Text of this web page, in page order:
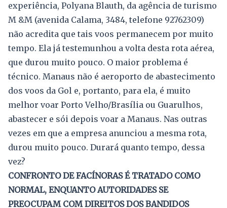
experiência, Polyana Blauth, da agência de turismo
M &M (avenida Calama, 3484, telefone 92762309)
não acredita que tais voos permanecem por muito
tempo. Ela já testemunhou a volta desta rota aérea,
que durou muito pouco. O maior problema é
técnico. Manaus não é aeroporto de abastecimento
dos voos da Gol e, portanto, para ela, é muito
melhor voar Porto Velho/Brasília ou Guarulhos,
abastecer e sói depois voar a Manaus. Nas outras
vezes em que a empresa anunciou a mesma rota,
durou muito pouco. Durará quanto tempo, dessa
vez?
CONFRONTO DE FACÍNORAS É TRATADO COMO
NORMAL, ENQUANTO AUTORIDADES SE
PREOCUPAM COM DIREITOS DOS BANDIDOS